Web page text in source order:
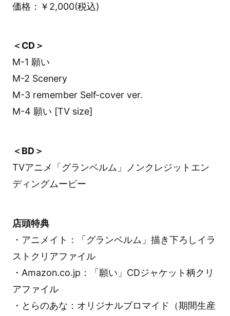
価格：￥2,000(税込)
＜CD＞
M-1 願い
M-2 Scenery
M-3 remember Self-cover ver.
M-4 願い [TV size]
＜BD＞
TVアニメ「グランベルム」ノンクレジットエン
ディングムービー
店頭特典
・アニメイト：「グランベルム」描き下ろしイラ
ストクリアファイル
・Amazon.co.jp：「願い」CDジャケット柄クリ
アファイル
・とらのあな：オリジナルブロマイド（期間生産